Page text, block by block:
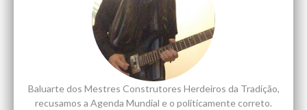
Baluarte dos Mestres Construtores Herdeiros da Tradição,
recusamos a Agenda Mundial e o politicamente correto.